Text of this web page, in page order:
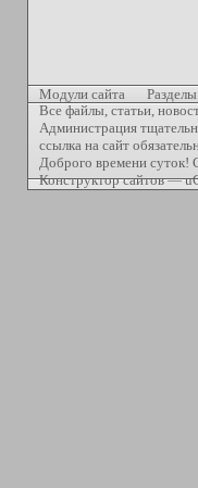
Модули сайта
Все файлы, статьи,
Администрация
ссылка на сайт
Доброго времени суток!
Конструктор сайтов—